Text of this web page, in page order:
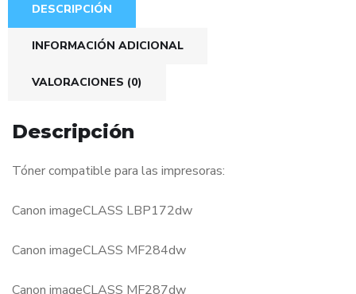
DESCRIPCIÓN
INFORMACIÓN ADICIONAL
VALORACIONES (0)
Descripción
Tóner compatible para las impresoras:
Canon imageCLASS LBP172dw
Canon imageCLASS MF284dw
Canon imageCLASS MF287dw